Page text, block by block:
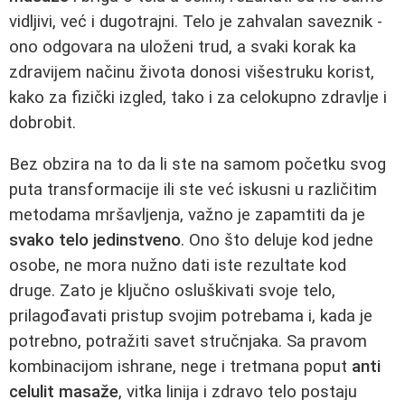
vidljivi, već i dugotrajni. Telo je zahvalan saveznik -
ono odgovara na uloženi trud, a svaki korak ka
zdravijem načinu života donosi višestruku korist,
kako za fizički izgled, tako i za celokupno zdravlje i
dobrobit.
Bez obzira na to da li ste na samom početku svog
puta transformacije ili ste već iskusni u različitim
metodama mršavljenja, važno je zapamtiti da je
svako telo jedinstveno. Ono što deluje kod jedne
osobe, ne mora nužno dati iste rezultate kod
druge. Zato je ključno osluškivati svoje telo,
prilagođavati pristup svojim potrebama i, kada je
potrebno, potražiti savet stručnjaka. Sa pravom
kombinacijom ishrane, nege i tretmana poput anti
celulit masaže, vitka linija i zdravo telo postaju